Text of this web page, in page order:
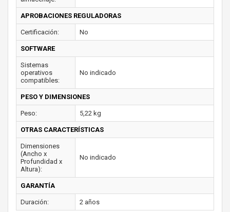
APROBACIONES REGULADORAS
Certificación: No
SOFTWARE
Sistemas
operativos
compatibles:
No indicado
PESO Y DIMENSIONES
Peso: 5,22 kg
OTRAS CARACTERÍSTICAS
Dimensiones
(Ancho x
Profundidad x
Altura):
No indicado
GARANTÍA
Duración: 2 años